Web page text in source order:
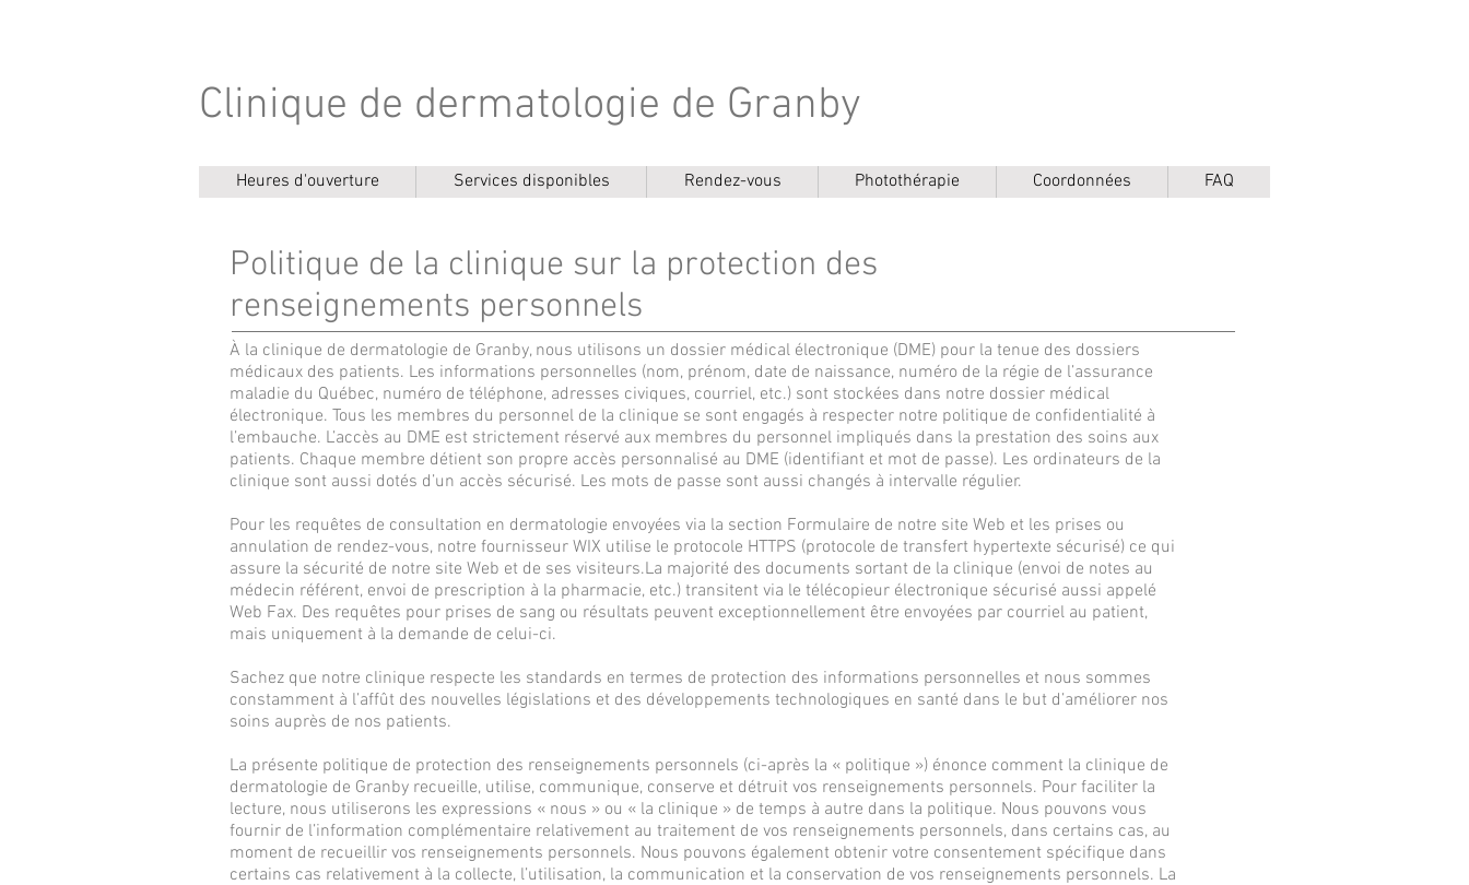
Clinique de dermatologie de Granby
Heures d'ouverture Services disponibles Rendez-vous Photothérapie Coordonnées FAQ
Politique de la clinique sur la protection des
renseignements personnels
À la clinique de dermatologie de Granby, nous utilisons un dossier médical électronique (DME) pour la tenue des dossiers
médicaux des patients. Les informations personnelles (nom, prénom, date de naissance, numéro de la régie de l’assurance
maladie du Québec, numéro de téléphone, adresses civiques, courriel, etc.) sont stockées dans notre dossier médical
électronique. Tous les membres du personnel de la clinique se sont engagés à respecter notre politique de confidentialité à
l’embauche. L’accès au DME est strictement réservé aux membres du personnel impliqués dans la prestation des soins aux
patients. Chaque membre détient son propre accès personnalisé au DME (identifiant et mot de passe). Les ordinateurs de la
clinique sont aussi dotés d’un accès sécurisé. Les mots de passe sont aussi changés à intervalle régulier.
Pour les requêtes de consultation en dermatologie envoyées via la section Formulaire de notre site Web et les prises ou
annulation de rendez-vous, notre fournisseur WIX utilise le protocole HTTPS (protocole de transfert hypertexte sécurisé) ce qui
assure la sécurité de notre site Web et de ses visiteurs.La majorité des documents sortant de la clinique (envoi de notes au
médecin référent, envoi de prescription à la pharmacie, etc.) transitent via le télécopieur électronique sécurisé aussi appelé
Web Fax. Des requêtes pour prises de sang ou résultats peuvent exceptionnellement être envoyées par courriel au patient,
mais uniquement à la demande de celui-ci.
Sachez que notre clinique respecte les standards en termes de protection des informations personnelles et nous sommes
constamment à l’affût des nouvelles législations et des développements technologiques en santé dans le but d’améliorer nos
soins auprès de nos patients.
La présente politique de protection des renseignements personnels (ci-après la « politique ») énonce comment la clinique de
dermatologie de Granby recueille, utilise, communique, conserve et détruit vos renseignements personnels. Pour faciliter la
lecture, nous utiliserons les expressions « nous » ou « la clinique » de temps à autre dans la politique. Nous pouvons vous
fournir de l’information complémentaire relativement au traitement de vos renseignements personnels, dans certains cas, au
moment de recueillir vos renseignements personnels. Nous pouvons également obtenir votre consentement spécifique dans
certains cas relativement à la collecte, l’utilisation, la communication et la conservation de vos renseignements personnels. La